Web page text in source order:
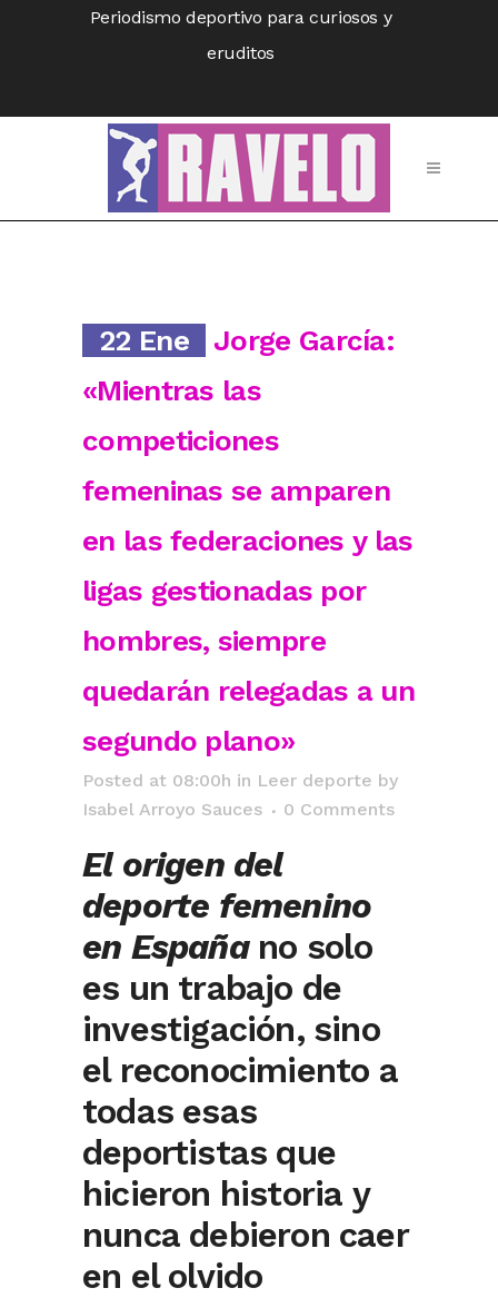
Periodismo deportivo para curiosos y
eruditos
22 Ene
Jorge García:
«Mientras las
competiciones
femeninas se amparen
en las federaciones y las
ligas gestionadas por
hombres, siempre
quedarán relegadas a un
segundo plano»
Posted at 08:00h in Leer deporte by
Isabel Arroyo Sauces
0 Comments
El origen del
deporte femenino
en Españano solo
es un trabajo de
investigación, sino
el reconocimiento a
todas esas
deportistas que
hicieron historia y
nunca debieron caer
en el olvido